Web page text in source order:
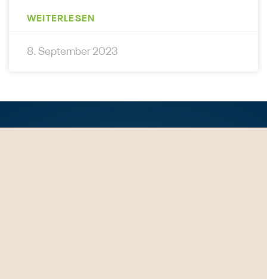
WEITERLESEN
8. September 2023